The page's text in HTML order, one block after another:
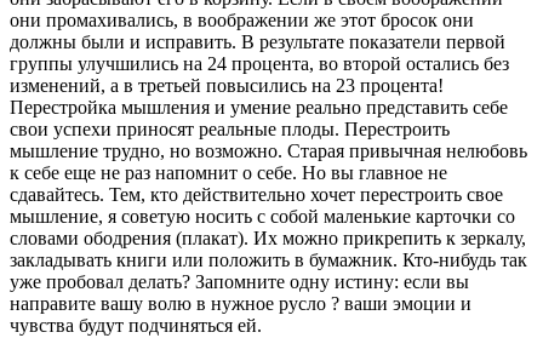
они промахивались, в воображении же этот бросок они
должны были и исправить. В результате показатели первой
группы улучшились на 24 процента, во второй остались без
изменений, а в третьей повысились на 23 процента!
Перестройка мышления и умение реально представить себе
свои успехи приносят реальные плоды. Перестроить
мышление трудно, но возможно. Старая привычная нелюбовь
к себе еще не раз напомнит о себе. Но вы главное не
сдавайтесь. Тем, кто действительно хочет перестроить свое
мышление, я советую носить с собой маленькие карточки со
словами ободрения (плакат). Их можно прикрепить к зеркалу,
закладывать книги или положить в бумажник. Кто-нибудь так
уже пробовал делать? Запомните одну истину: если вы
направите вашу волю в нужное русло ? ваши эмоции и
чувства будут подчиняться ей.